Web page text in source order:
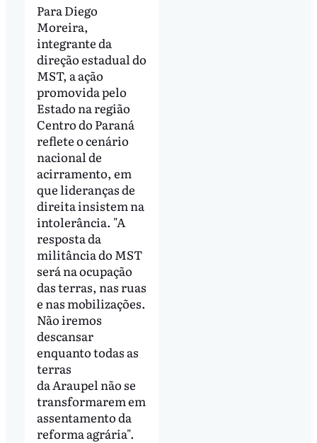
Para Diego
Moreira,
integrante da
direção estadual do
MST, a ação
promovida pelo
Estado na região
Centro do Paraná
reflete o cenário
nacional de
acirramento, em
que lideranças de
direita insistem na
intolerância. "A
resposta da
militância do MST
será na ocupação
das terras, nas ruas
e nas mobilizações.
Não iremos
descansar
enquanto todas as
terras
da Araupel não se
transformarem em
assentamento da
reforma agrária".